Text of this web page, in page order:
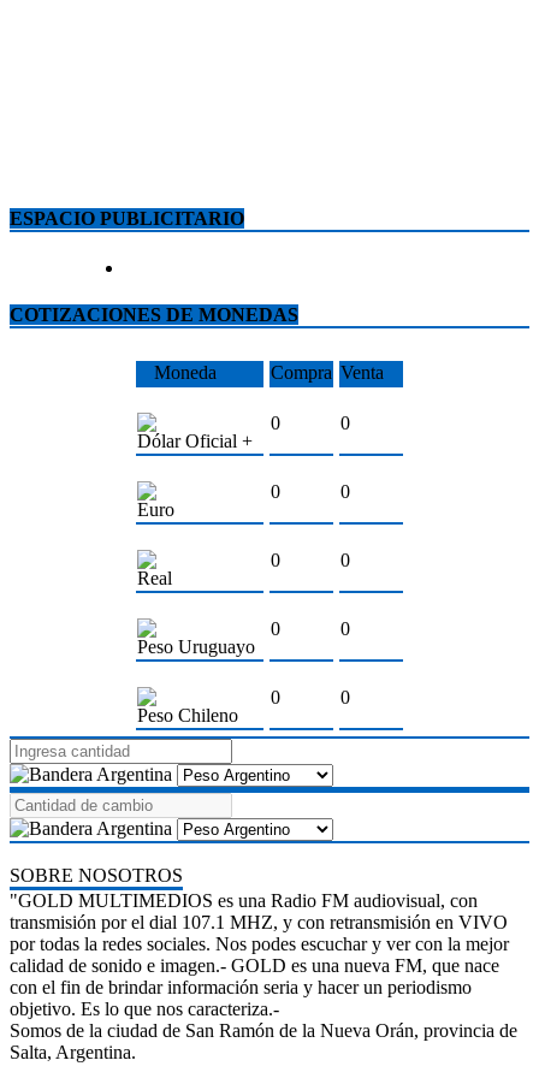
ESPACIO PUBLICITARIO
COTIZACIONES DE MONEDAS
Moneda Compra Venta
Dólar Oficial +
0 0
Euro
0 0
Real
0 0
Peso Uruguayo
0 0
Peso Chileno
0 0
SOBRE NOSOTROS
"GOLD MULTIMEDIOS es una Radio FM audiovisual, con
transmisión por el dial 107.1 MHZ, y con retransmisión en VIVO
por todas la redes sociales. Nos podes escuchar y ver con la mejor
calidad de sonido e imagen.- GOLD es una nueva FM, que nace
con el fin de brindar información seria y hacer un periodismo
objetivo. Es lo que nos caracteriza.-
Somos de la ciudad de San Ramón de la Nueva Orán, provincia de
Salta, Argentina.